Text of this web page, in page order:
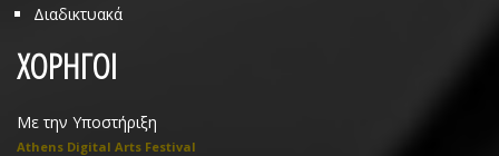
Διαδικτυακά
ΧΟΡΗΓΟΙ
Με την Υποστήριξη
Athens Digital Arts Festival